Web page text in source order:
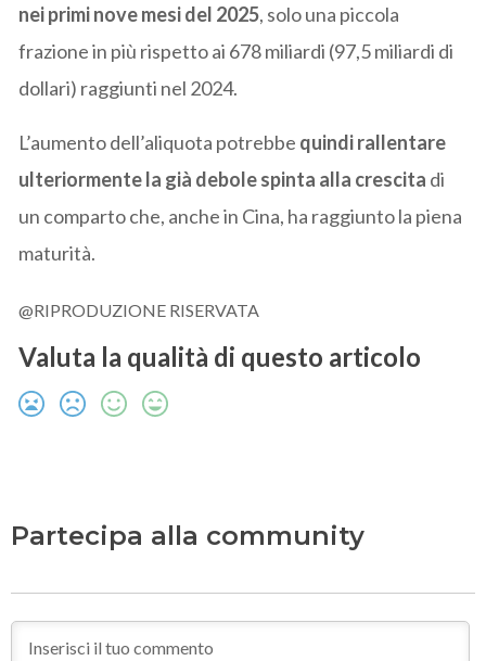
nei primi nove mesi del 2025, solo una piccola
frazione in più rispetto ai 678 miliardi (97,5 miliardi di
dollari) raggiunti nel 2024.
L’aumento dell’aliquota potrebbe quindi rallentare
ulteriormente la già debole spinta alla crescita di
un comparto che, anche in Cina, ha raggiunto la piena
maturità.
@RIPRODUZIONE RISERVATA
Valuta la qualità di questo articolo
Partecipa alla community